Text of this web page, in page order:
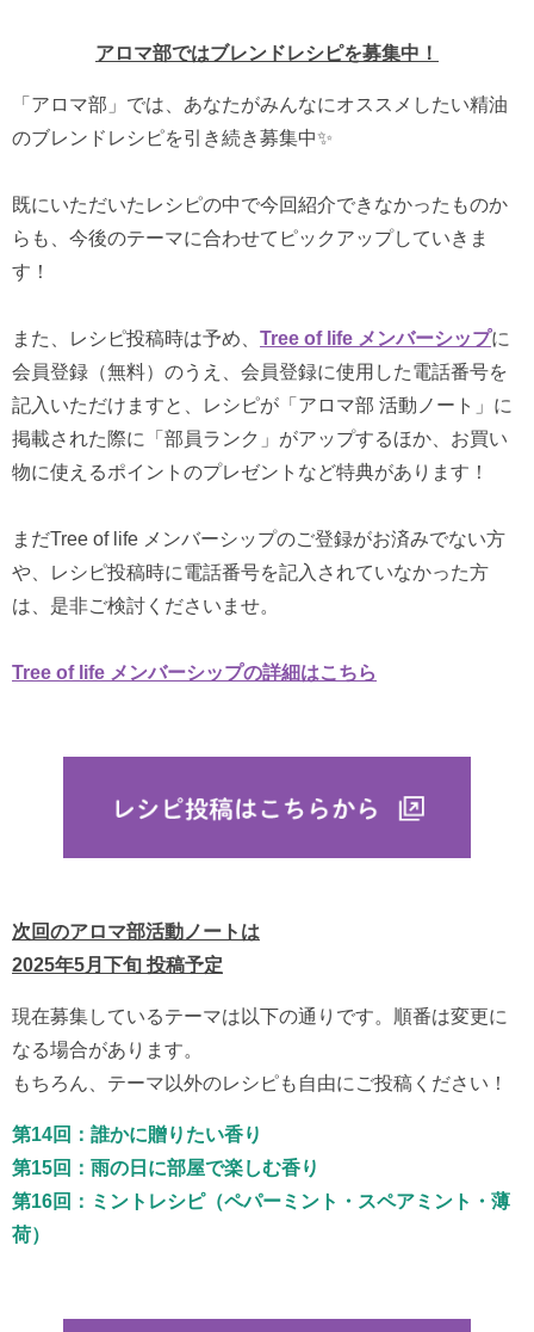
アロマ部ではブレンドレシピを募集中！
「アロマ部」では、あなたがみんなにオススメしたい精油
のブレンドレシピを引き続き募集中✨
既にいただいたレシピの中で今回紹介できなかったものか
らも、今後のテーマに合わせてピックアップしていきま
す！
また、レシピ投稿時は予め、 Tree of life メンバーシップに
会員登録（無料）のうえ、会員登録に使用した電話番号を
記入いただけますと、レシピが「アロマ部 活動ノート」に
掲載された際に「部員ランク」がアップするほか、お買い
物に使えるポイントのプレゼントなど特典があります！
まだTree of life メンバーシップのご登録がお済みでない方
や、レシピ投稿時に電話番号を記入されていなかった方
は、是非ご検討くださいませ。
Tree of life メンバーシップの詳細はこちら
次回のアロマ部活動ノートは
2025年5月下旬 投稿予定
現在募集しているテーマは以下の通りです。順番は変更に
なる場合があります。
もちろん、テーマ以外のレシピも自由にご投稿ください！
第14回：誰かに贈りたい香り
第15回：雨の日に部屋で楽しむ香り
第16回：ミントレシピ（ペパーミント・スペアミント・薄
荷）